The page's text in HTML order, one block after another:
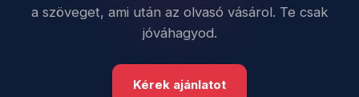
a szöveget, ami után az olvasó vásárol. Te csak
jóváhagyod.
Kérek ajánlatot